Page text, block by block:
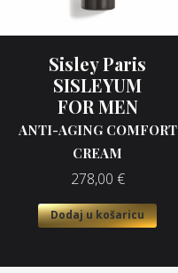
Sisley Paris
SISLEYUM
FOR MEN
ANTI-AGING COMFORT
CREAM
278,00 €
Dodaj u košaricu